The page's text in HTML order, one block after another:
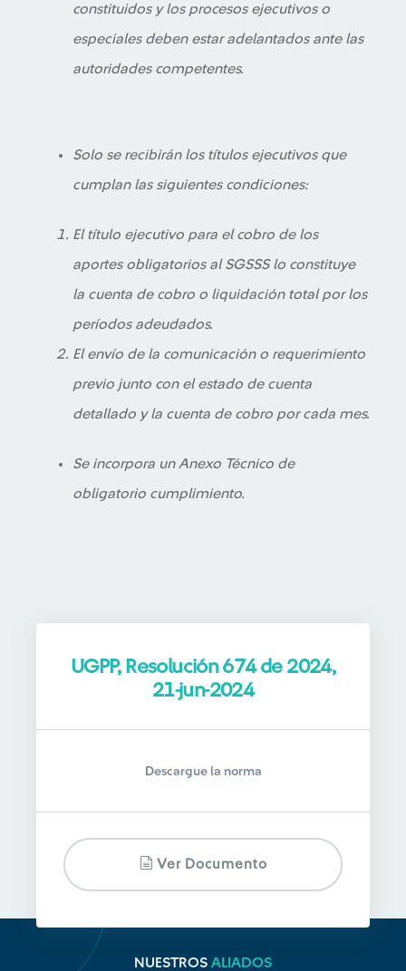
constituidos y los procesos ejecutivos o
especiales deben estar adelantados ante las
autoridades competentes.
Solo se recibirán los títulos ejecutivos que
cumplan las siguientes condiciones:
El título ejecutivo para el cobro de los
aportes obligatorios al SGSSS lo constituye
la cuenta de cobro o liquidación total por los
períodos adeudados.
El envío de la comunicación o requerimiento
previo junto con el estado de cuenta
detallado y la cuenta de cobro por cada mes.
Se incorpora un Anexo Técnico de
obligatorio cumplimiento.
UGPP, Resolución 674 de 2024,
21-jun-2024
Descargue la norma
Ver Documento
NUESTROS ALIADOS